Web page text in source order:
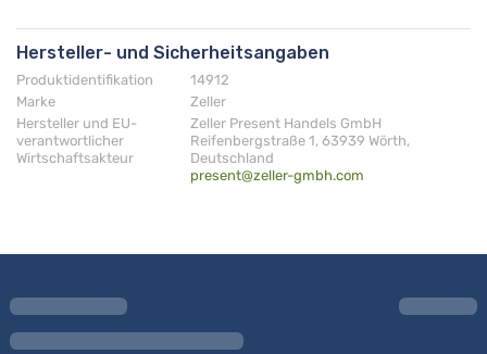
Hersteller- und Sicherheitsangaben
Produktidentifikation
14912
Marke
Zeller
Hersteller und EU-
verantwortlicher
Wirtschaftsakteur
Zeller Present Handels GmbH
Reifenbergstraße 1, 63939 Wörth,
Deutschland
present@zeller-gmbh.com